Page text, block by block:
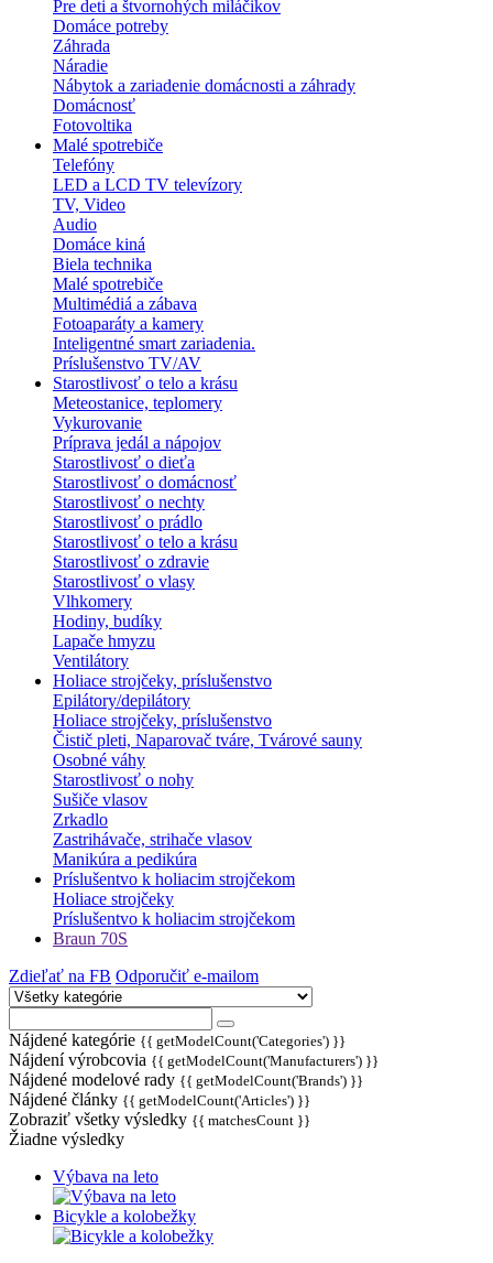
Pre deti a štvornohých miláčikov
Domáce potreby
Záhrada
Náradie
Nábytok a zariadenie domácnosti a záhrady
Domácnosť
Fotovoltika
Malé spotrebiče
Telefóny
LED a LCD TV televízory
TV, Video
Audio
Domáce kiná
Biela technika
Malé spotrebiče
Multimédiá a zábava
Fotoaparáty a kamery
Inteligentné smart zariadenia.
Príslušenstvo TV/AV
Starostlivosť o telo a krásu
Meteostanice, teplomery
Vykurovanie
Príprava jedál a nápojov
Starostlivosť o dieťa
Starostlivosť o domácnosť
Starostlivosť o nechty
Starostlivosť o prádlo
Starostlivosť o telo a krásu
Starostlivosť o zdravie
Starostlivosť o vlasy
Vlhkomery
Hodiny, budíky
Lapače hmyzu
Ventilátory
Holiace strojčeky, príslušenstvo
Epilátory/depilátory
Holiace strojčeky, príslušenstvo
Čistič pleti, Naparovač tváre, Tvárové sauny
Osobné váhy
Starostlivosť o nohy
Sušiče vlasov
Zrkadlo
Zastrihávače, strihače vlasov
Manikúra a pedikúra
Príslušentvo k holiacim strojčekom
Holiace strojčeky
Príslušentvo k holiacim strojčekom
Braun 70S
Zdieľať na FB Odporučiť e-mailom
Nájdené kategórie {{ getModelCount('Categories') }}
Nájdení výrobcovia {{ getModelCount('Manufacturers') }}
Nájdené modelové rady {{ getModelCount('Brands') }}
Nájdené články {{ getModelCount('Articles') }}
Zobraziť všetky výsledky {{ matchesCount }}
Žiadne výsledky
Výbava na leto
Bicykle a kolobežky